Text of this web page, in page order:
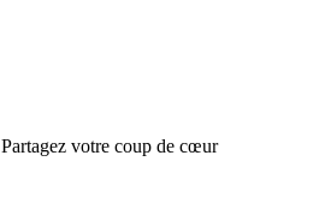
Partagez votre coup de cœur